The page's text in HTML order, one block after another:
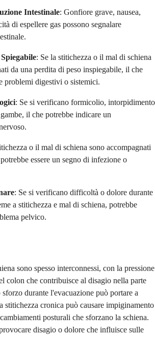
Intestinale: Gonfiore grave, nausea,
di espellere gas possono segnalare
: Se la stitichezza o il mal di schiena
da una perdita di peso inspiegabile, il che
problemi digestivi o sistemici.
: Se si verificano formicolio, intorpidimento
il che potrebbe indicare un
o il mal di schiena sono accompagnati
essere un segno di infezione o
: Se si verificano difficoltà o dolore durante
a stitichezza e mal di schiena, potrebbe
pelvico.
sono spesso interconnessi, con la pressione
colon che contribuisce al disagio nella parte
durante l'evacuazione può portare a
stitichezza cronica può causare impiginamento
posturali che sforzano la schiena.
disagio o dolore che influisce sulle